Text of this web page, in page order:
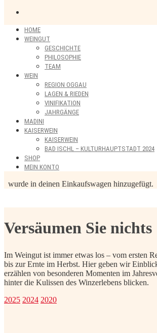
HOME
WEINGUT
GESCHICHTE
PHILOSOPHIE
TEAM
WEIN
REGION OGGAU
LAGEN & RIEDEN
VINIFIKATION
JAHRGÄNGE
MADINI
KAISERWEIN
KAISERWEIN
BAD ISCHL – KULTURHAUPTSTADT 2024
SHOP
MEIN KONTO
wurde in deinen Einkaufswagen hinzugefügt.
Versäumen Sie nichts
Im Weingut ist immer etwas los – vom ersten
bis zur Ernte im Herbst. Hier geben wir
erzählen von besonderen Momenten im
hinter die Kulissen des Winzerlebens blicken.
2025 2024 2020